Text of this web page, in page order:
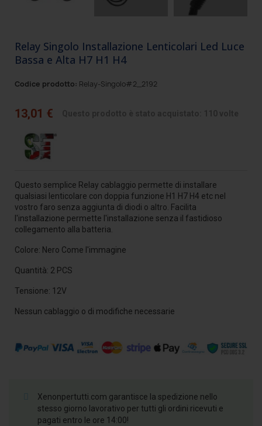
Relay Singolo Installazione Lenticolari Led Luce
Bassa e Alta H7 H1 H4
Codice prodotto: Relay-Singolo#2_2192
13,01 €
Questo semplice Relay cablaggio permette di installare
qualsiasi lenticolare con doppia funzione H1 H7 H4 etc nel
vostro faro senza aggiunta di diodi o altro. Facilita
l'installazione permette l'installazione senza il fastidioso
collegamento alla batteria.
Colore: Nero Come l'immagine
Quantità: 2 PCS
Tensione: 12V
Nessun cablaggio o di modifiche necessarie
Xenonpertutti.com garantisce la spedizione nello
stesso giorno lavorativo per tutti gli ordini ricevuti e
pagati entro le ore 14:00!